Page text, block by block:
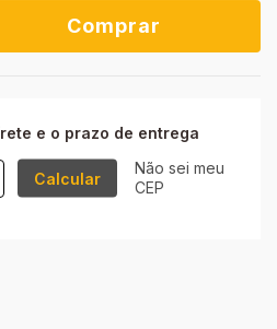
e o prazo de entrega
Calcular
Não sei meu
CEP